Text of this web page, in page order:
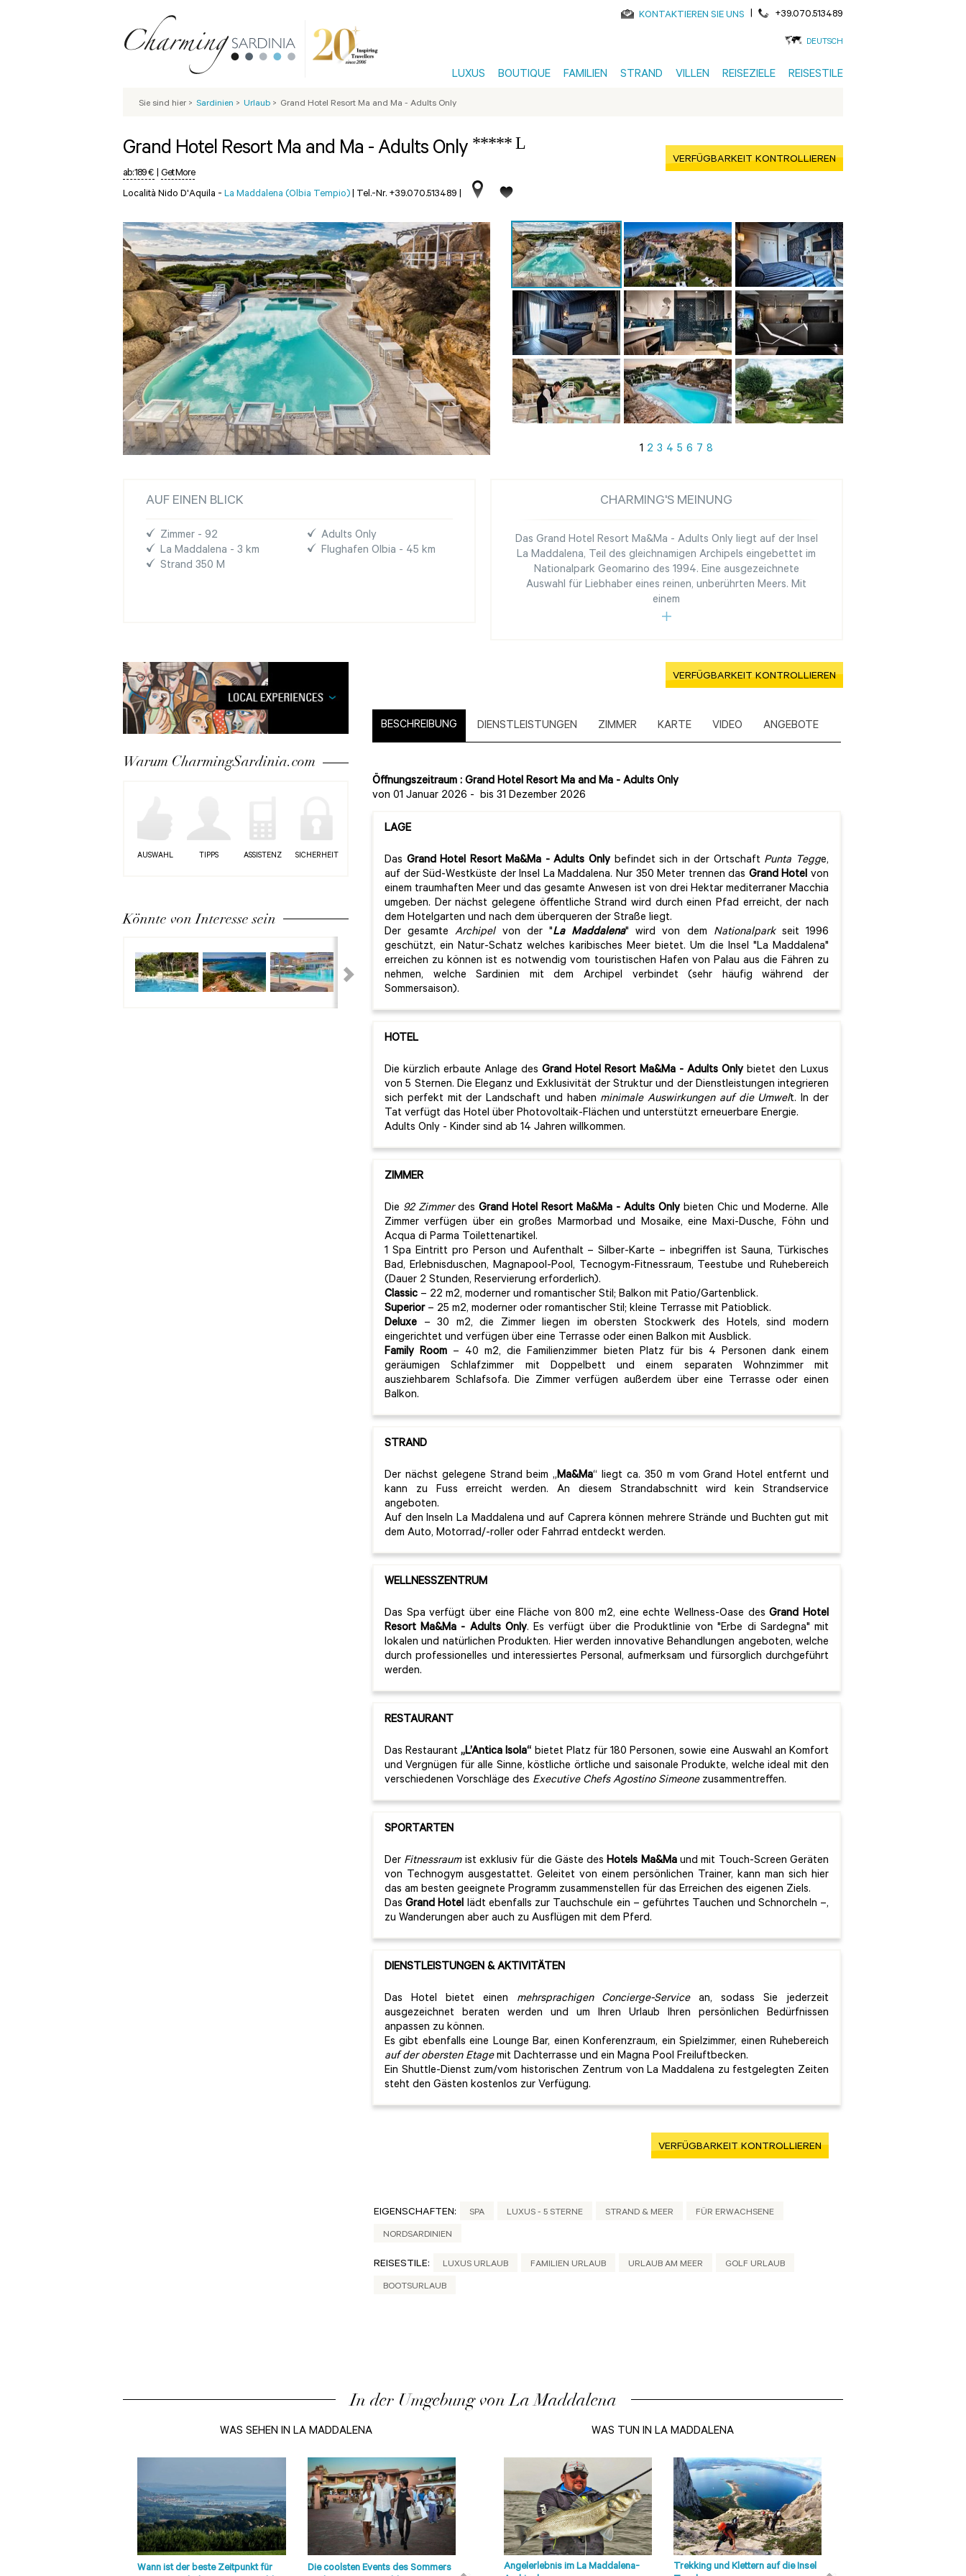
KONTAKTIEREN SIE UNS | +39.070.513489
DEUTSCH
LUXUS BOUTIQUE FAMILIEN STRAND VILLEN REISEZIELE REISESTILE
Sie sind hier > Sardinien > Urlaub > Grand Hotel Resort Ma and Ma - Adults Only
Grand Hotel Resort Ma and Ma - Adults Only ***** L
ab:189 € | Get More
Località Nido D'Aquila - La Maddalena (Olbia Tempio) | Tel.-Nr. +39.070.513489 |
VERFÜGBARKEIT KONTROLLIEREN
1 2 3 4 5 6 7 8
AUF EINEN BLICK
Zimmer - 92
Adults Only
La Maddalena - 3 km
Flughafen Olbia - 45 km
Strand 350 M
CHARMING'S MEINUNG
Das Grand Hotel Resort Ma&Ma - Adults Only liegt auf der Insel
La Maddalena, Teil des gleichnamigen Archipels eingebettet im
Nationalpark Geomarino des 1994. Eine ausgezeichnete
Auswahl für Liebhaber eines reinen, unberührten Meers. Mit
einem
Warum CharmingSardinia.com
AUSWAHL TIPPS ASSISTENZ SICHERHEIT
Könnte von Interesse sein
VERFÜGBARKEIT KONTROLLIEREN
BESCHREIBUNG DIENSTLEISTUNGEN ZIMMER KARTE VIDEO ANGEBOTE
Öffnungszeitraum : Grand Hotel Resort Ma and Ma - Adults Only
von 01 Januar 2026 - bis 31 Dezember 2026
LAGE
Das Grand Hotel Resort Ma&Ma - Adults Onlybefindet sich in der Ortschaft Punta Tegge,
auf der Süd-Westküste der Insel La Maddalena. Nur 350 Meter trennen das Grand Hotel von
einem traumhaften Meer und das gesamte Anwesen ist von drei Hektar mediterraner Macchia
umgeben. Der nächst gelegene öffentliche Strand wird durch einen Pfad erreicht, der nach
dem Hotelgarten und nach dem überqueren der Straße liegt.
Der gesamteArchipelvon der "La Maddalena" wird von dem Nationalparkseit 1996
geschützt, ein Natur-Schatz welches karibisches Meer bietet. Um die Insel "La Maddalena"
erreichen zu können ist es notwendig vom touristischen Hafen von Palau aus die Fähren zu
nehmen, welche Sardinien mit dem Archipel verbindet (sehr häufig während der
Sommersaison).
HOTEL
Die kürzlich erbaute Anlage des Grand Hotel Resort Ma&Ma - Adults Onlybietet den Luxus
von 5 Sternen. Die Eleganz und Exklusivität der Struktur und der Dienstleistungen integrieren
sich perfekt mit der Landschaft und haben minimale Auswirkungen auf die Umwelt. In der
Tat verfügt das Hotel über Photovoltaik-Flächen und unterstützt erneuerbare Energie.
Adults Only - Kinder sind ab 14 Jahren willkommen.
ZIMMER
Die 92 Zimmerdes Grand Hotel Resort Ma&Ma - Adults Onlybieten Chic und Moderne. Alle
Zimmer verfügen über ein großes Marmorbad und Mosaike, eine Maxi-Dusche, Föhn und
Acqua di Parma Toilettenartikel.
1 Spa Eintritt pro Person und Aufenthalt – Silber-Karte – inbegriffen ist Sauna, Türkisches
Bad, Erlebnisduschen, Magnapool-Pool, Tecnogym-Fitnessraum, Teestube und Ruhebereich
(Dauer 2 Stunden, Reservierung erforderlich).
Classic – 22 m2, moderner und romantischer Stil; Balkon mit Patio/Gartenblick.
Superior– 25 m2, moderner oder romantischer Stil; kleine Terrasse mit Patioblick.
Deluxe – 30 m2, die Zimmer liegen im obersten Stockwerk des Hotels, sind modern
eingerichtet und verfügen über eine Terrasse oder einen Balkon mit Ausblick.
Family Room – 40 m2, die Familienzimmer bieten Platz für bis 4 Personen dank einem
geräumigen Schlafzimmer mit Doppelbett und einem separaten Wohnzimmer mit
ausziehbarem Schlafsofa. Die Zimmer verfügen außerdem über eine Terrasse oder einen
Balkon.
STRAND
Der nächst gelegene Strand beim „Ma&Ma“ liegt ca. 350 m vom Grand Hotel entfernt und
kann zu Fuss erreicht werden. An diesem Strandabschnitt wird kein Strandservice
angeboten.
Auf den Inseln La Maddalena und auf Caprera können mehrere Strände und Buchten gut mit
dem Auto, Motorrad/-roller oder Fahrrad entdeckt werden.
WELLNESSZENTRUM
Das Spa verfügt über eine Fläche von 800 m2, eine echte Wellness-Oase desGrand Hotel
Resort Ma&Ma - Adults Only. Es verfügt über die Produktlinie von "Erbe di Sardegna" mit
lokalen und natürlichen Produkten. Hier werden innovative Behandlungen angeboten, welche
durch professionelles und interessiertes Personal, aufmerksam und fürsorglich durchgeführt
werden.
RESTAURANT
Das Restaurant „L’Antica Isola“ bietet Platz für 180 Personen, sowie eine Auswahl an Komfort
und Vergnügen für alle Sinne, köstliche örtliche und saisonale Produkte, welche ideal mit den
verschiedenen Vorschläge des Executive Chefs Agostino Simeone zusammentreffen.
SPORTARTEN
Der Fitnessraumist exklusiv für die Gäste desHotels Ma&Maund mit Touch-Screen Geräten
von Technogym ausgestattet. Geleitet von einem persönlichen Trainer, kann man sich hier
das am besten geeignete Programm zusammenstellen für das Erreichen des eigenen Ziels.
DasGrand Hotel lädt ebenfalls zur Tauchschule ein – geführtes Tauchen und Schnorcheln –,
zu Wanderungen aber auch zu Ausflügen mit dem Pferd.
DIENSTLEISTUNGEN & AKTIVITÄTEN
Das Hotel bietet einen mehrsprachigen Concierge-Servicean, sodass Sie jederzeit
ausgezeichnet beraten werden und um Ihren Urlaub Ihren persönlichen Bedürfnissen
anpassen zu können.
Es gibt ebenfalls eine Lounge Bar, einen Konferenzraum, ein Spielzimmer, einen Ruhebereich
auf der obersten Etagemit Dachterrasse und ein Magna Pool Freiluftbecken.
Ein Shuttle-Dienst zum/vom historischen Zentrum von La Maddalena zu festgelegten Zeiten
steht den Gästen kostenlos zur Verfügung.
VERFÜGBARKEIT KONTROLLIEREN
EIGENSCHAFTEN: SPA LUXUS - 5 STERNE STRAND & MEER FÜR ERWACHSENE
NORDSARDINIEN
REISESTILE: LUXUS URLAUB FAMILIEN URLAUB URLAUB AM MEER GOLF URLAUB
BOOTSURLAUB
In der Umgebung von La Maddalena
WAS SEHEN IN LA MADDALENA
Wann ist der beste Zeitpunkt für Die coolsten Events des Sommers Strände von Olbia, Costa Smeralda
Olbia - Tempio
Sehenswürdigkeiten
San Pantaleo Der
Badetourismus ist jetzt die
wichtigste Einnahmequelle und
die Produktion von
Kunsthandwerk ist auf der ...
WAS TUN IN LA MADDALENA
Angelerlebnis im La Maddalena-
Trekking und Klettern auf die Insel